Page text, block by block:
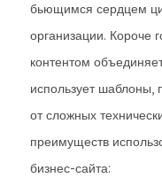
бьющимся сердцем
организации. Короче
контентом
использует шаблоны,
от сложных
преимуществ
бизнес-сайта: